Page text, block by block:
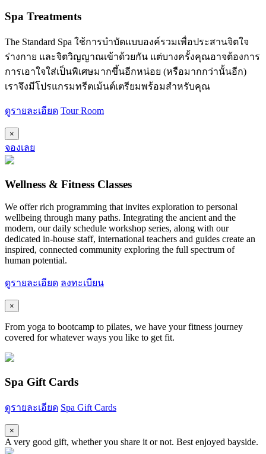
Spa Treatments
The Standard Spa ใช้การบำบัดแบบองค์รวมเพื่อประสานจิตใจ
ร่างกาย และจิตวิญญาณเข้าด้วยกัน แต่บางครั้งคุณอาจต้องการ
การเอาใจใส่เป็นพิเศษมากขึ้นอีกหน่อย (หรือมากกว่านั้นอีก)
เราจึงมีโปรแกรมทรีตเม้นต์เตรียมพร้อมสำหรับคุณ
ดูรายละเอียด Tour Room
×
จองเลย
Wellness & Fitness Classes
We offer rich programming that invites exploration to personal
wellbeing through many paths. Integrating the ancient and the
modern, our daily schedule workshop series, along with our
dedicated in-house staff, international teachers and guides create an
inspired, connected community exploring the full spectrum of
human potential.
ดูรายละเอียด ลงทะเบียน
×
From yoga to bootcamp to pilates, we have your fitness journey
covered for whatever ways you like to get fit.
Spa Gift Cards
ดูรายละเอียด Spa Gift Cards
×
A very good gift, whether you share it or not. Best enjoyed bayside.